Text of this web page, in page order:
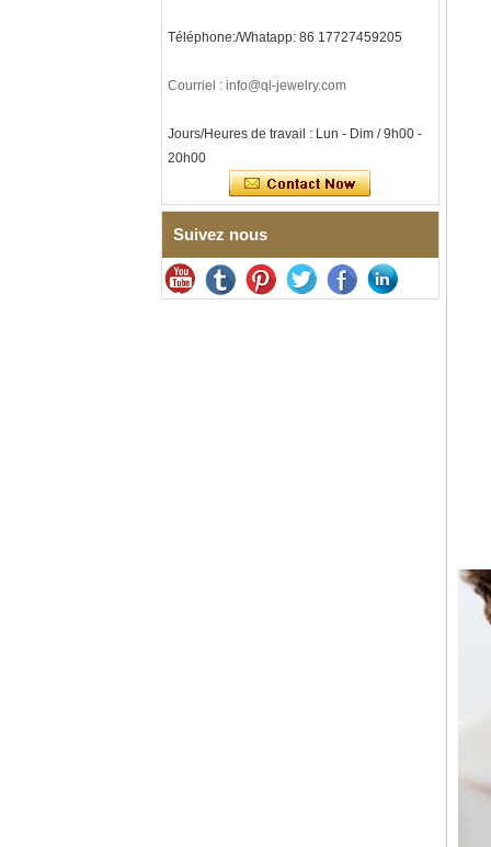
déployant à double poussée
thérapeutiques avec pierres
magnétiques et germanium
Bracelet pour femme en acier
céramique bleu saphir,
bracelet à maillons fins
certifié EN1811 avec fermoir
à double pression sans
Bague en carbure de
tungstène à facettes
Téléphone:/Whatapp: 86 17727459205
Courriel : info@ql-jewelry.com
Jours/Heures de travail : Lun - Dim / 9h00 -
20h00
Suivez nous